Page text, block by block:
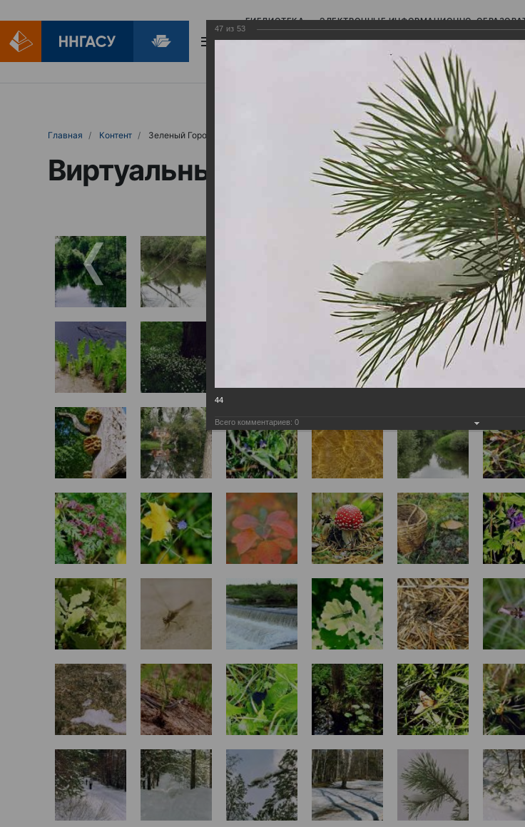
БИБЛИОТЕКА ЭЛЕКТРОННЫЕ ИНФОРМАЦИОННО-
Главная Контент Зеленый Город
Виртуальные выставки
47 из 53
44
Всего комментариев: 0